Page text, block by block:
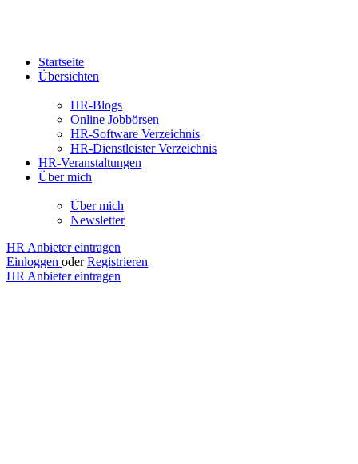
Startseite
Übersichten
HR-Blogs
Online Jobbörsen
HR-Software Verzeichnis
HR-Dienstleister Verzeichnis
HR-Veranstaltungen
Über mich
Über mich
Newsletter
HR Anbieter eintragen
Einloggen oder Registrieren
HR Anbieter eintragen